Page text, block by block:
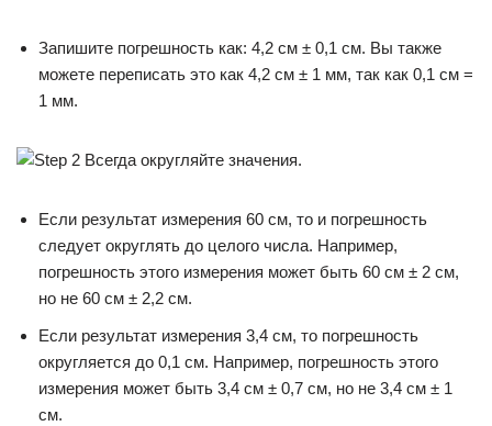
Запишите погрешность как: 4,2 см ± 0,1 см. Вы также
можете переписать это как 4,2 см ± 1 мм, так как 0,1 см =
1 мм.
Если результат измерения 60 см, то и погрешность
следует округлять до целого числа. Например,
погрешность этого измерения может быть 60 см ± 2 см,
но не 60 см ± 2,2 см.
Если результат измерения 3,4 см, то погрешность
округляется до 0,1 см. Например, погрешность этого
измерения может быть 3,4 см ± 0,7 см, но не 3,4 см ± 1
см.